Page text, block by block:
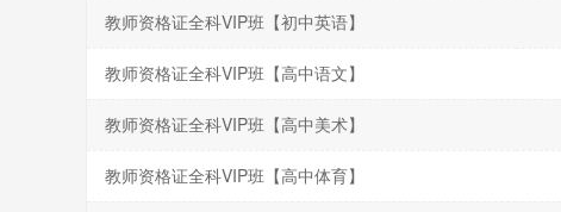
教师资格证全科VIP班【初中英语】
教师资格证全科VIP班【高中语文】
教师资格证全科VIP班【高中美术】
教师资格证全科VIP班【高中体育】